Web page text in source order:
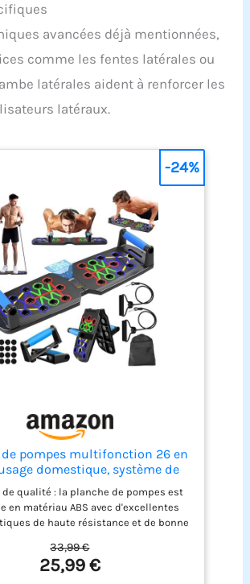
avancées déjà mentionnées,
comme les fentes latérales ou
latérales aident à renforcer les
latéraux.
de pompes multifonction 26 en
domestique, système de
sol, poitrine, exercices
équipement professionnel
les graisses pour homme (26
en 1)
de qualité : la planche de pompes est
en matériau ABS avec d'excellentes
de haute résistance et de bonne
et peut fournir une prise en
pour minimiser la fatigue du
33,99 €
25,99 €
-24%